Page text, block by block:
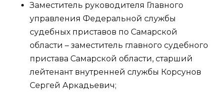
Заместитель руководителя Главного
управления Федеральной службы
судебных приставов по Самарской
области – заместитель главного судебного
пристава Самарской области, старший
лейтенант внутренней службы Корсунов
Сергей Аркадьевич;